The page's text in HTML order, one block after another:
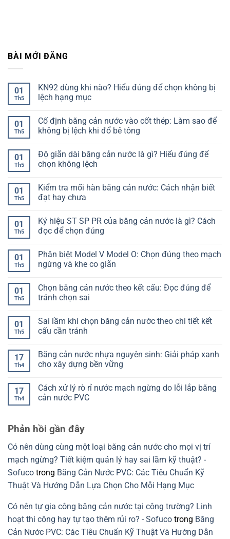
BÀI MỚI ĐĂNG
01
Th5
KN92 dùng khi nào? Hiểu đúng để chọn không bị
lệch hạng mục
bình
luận
ở
khi
nào?
Hiểu
chọn
không
bị
mục
01
Th5
Cố định băng cản nước vào cốt thép: Làm sao để
không bị lệch khi đổ bê tông
bình
luận
ở
băng
cản
nước
thép:
Làm
sao
bị
lệch
khi
tông
01
Th5
Độ giãn dài băng cản nước là gì? Hiểu đúng để
chọn không lệch
bình
luận
ở
dài
băng
cản
gì?
Hiểu
đúng
không
lệch
01
Th5
Kiểm tra mối hàn băng cản nước: Cách nhận biết
đạt hay chưa
bình
luận
ở
mối
hàn
băng
Cách
nhận
biết
chưa
01
Th5
Ký hiệu ST SP PR của băng cản nước là gì? Cách
đọc để chọn đúng
bình
luận
ở
ST
SP
PR
cản
nước
là
đọc
để
chọn
01
Th5
Phân biệt Model V Model O: Chọn đúng theo mạch
ngừng và khe co giãn
bình
luận
ở
Model
V
Model
đúng
theo
mạch
khe
co
giãn
01
Th5
Chọn băng cản nước theo kết cấu: Đọc đúng để
tránh chọn sai
bình
luận
ở
cản
nước
theo
Đọc
đúng
để
01
Th5
Sai lầm khi chọn băng cản nước theo chi tiết kết
cấu cần tránh
bình
luận
ở
khi
chọn
băng
chi
cấu
tránh
17
Th4
Băng cản nước nhựa nguyên sinh: Giải pháp xanh
cho xây dựng bền vững
bình
luận
ở
nhựa
nguyên
Giải
xanh
xây
dựng
bền
17
Th4
Cách xử lý rò rỉ nước mạch ngừng do lỗi lắp băng
cản nước PVC
luận
xử
rò
nước
mạch
ngừng
lắp
băng
cản
nước
PVC
Phản hồi gần đây
Có nên dùng cùng một loại băng cản nước cho mọi vị trí
mạch ngừng? Tiết kiệm quản lý hay sai lầm kỹ thuật? -
Sofuco trong Băng Cản Nước PVC: Các Tiêu Chuẩn Kỹ
Thuật Và Hướng Dẫn Lựa Chọn Cho Mỗi Hạng Mục
Có nên tự gia công băng cản nước tại công trường? Linh
hoạt thi công hay tự tạo thêm rủi ro? - Sofuco trong Băng
Cản Nước PVC: Các Tiêu Chuẩn Kỹ Thuật Và Hướng Dẫn